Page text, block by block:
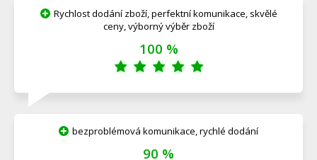
Rychlost dodání zboží, perfektní komunikace, skvělé
ceny, výborný výběr zboží
100 %
bezproblémová komunikace, rychlé dodání
90 %